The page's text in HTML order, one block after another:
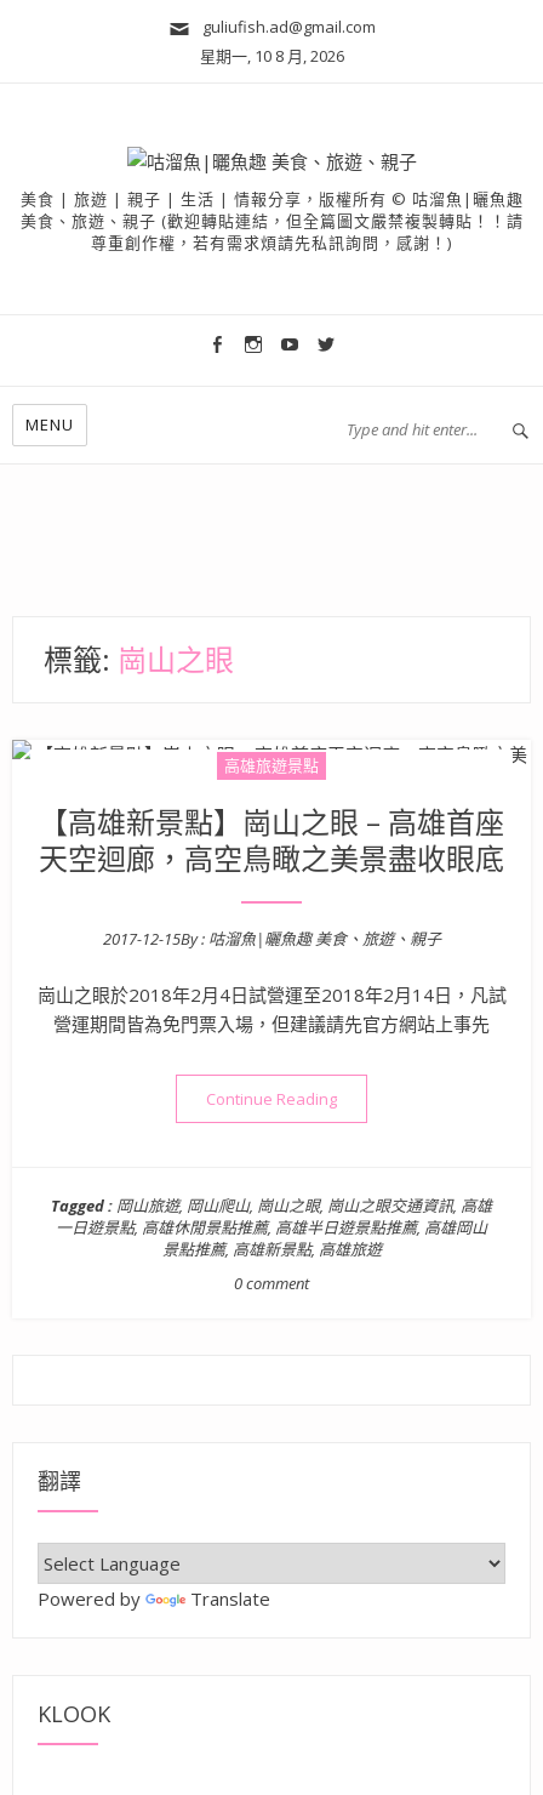
guliufish.ad@gmail.com
星期一, 10 8 月, 2026
美食 | 旅遊 | 親子 | 生活 | 情報分享，版權所有 © 咕溜魚|曬魚趣
美食、旅遊、親子 (歡迎轉貼連結，但全篇圖文嚴禁複製轉貼！！請
尊重創作權，若有需求煩請先私訊詢問，感謝！)
MENU
標籤: 崗山之眼
高雄旅遊景點
【高雄新景點】崗山之眼 – 高雄首座
天空迴廊，高空鳥瞰之美景盡收眼底
Posted on
2017-12-15By : 咕溜魚|曬魚趣 美食、旅遊、親子
崗山之眼於2018年2月4日試營運至2018年2月14日，凡試
營運期間皆為免門票入場，但建議請先官方網站上事先
Continue Reading“【高雄新景點】崗山之眼 –
Tagged : 岡山旅遊, 岡山爬山, 崗山之眼, 崗山之眼交通資訊, 高雄
一日遊景點, 高雄休閒景點推薦, 高雄半日遊景點推薦, 高雄岡山
景點推薦, 高雄新景點, 高雄旅遊
0 comment
翻譯
Powered by Translate
KLOOK